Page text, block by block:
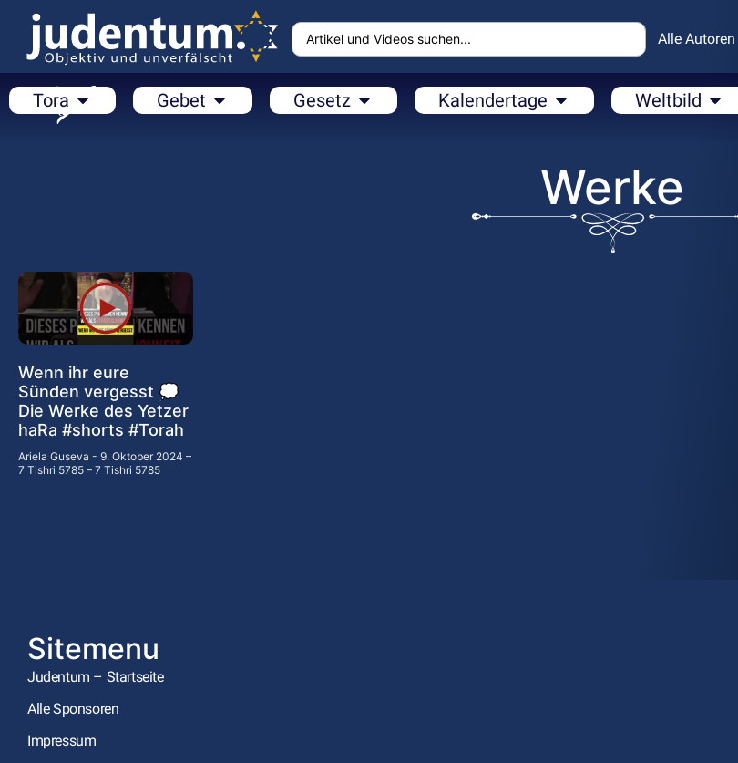
Alle Autoren
Tora Gebet Gesetz Kalendertage Weltbild
Werke
Wenn ihr eure
Sünden vergesst 💭
Die Werke des Yetzer
haRa #shorts #Torah
Ariela Guseva
9. Oktober 2024 –
7 Tishri 5785 – 7 Tishri 5785
Sitemenu
Judentum – Startseite
Alle Sponsoren
Impressum